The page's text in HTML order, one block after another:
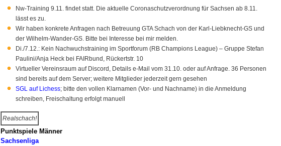
Nw-Training 9.11. findet statt. Die aktuelle Coronaschutzverordnung für Sachsen ab 8.11.
lässt es zu.
Wir haben konkrete Anfragen nach Betreuung GTA Schach von der Karl-Liebknecht-GS und
der Wilhelm-Wander-GS. Bitte bei Interesse bei mir melden.
Di./7.12.: Kein Nachwuchstraining im Sportforum (RB Champions League) – Gruppe Stefan
Paulini/Anja Heck bei FAIRbund, Rückertstr. 10
Virtueller Vereinsraum auf Discord, Details e-Mail vom 31.10. oder auf Anfrage. 36 Personen
sind bereits auf dem Server; weitere Mitglieder jederzeit gern gesehen
SGL auf Lichess; bitte den vollen Klarnamen (Vor- und Nachname) in die Anmeldung
schreiben, Freischaltung erfolgt manuell
Realschach!
Punktspiele Männer
Sachsenliga